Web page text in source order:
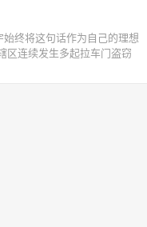
终将这句话作为自己的理想
区连续发生多起拉车门盗窃